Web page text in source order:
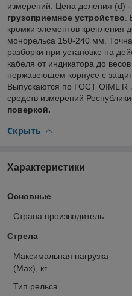
измерений. Цена деления (d) -
грузоприемное устройство
кромки элементов крепления
монорельса 150-240 мм.
разборки при установке на
кабеля от индикатора до
нержавеющем корпусе с
Выпускаются по ГОСТ OIML R
средств измерений
поверкой.
Скрыть
Характеристики
Основные
Страна производитель
Стрела
Максимальная нагрузка
(Max), кг
Тип рельса